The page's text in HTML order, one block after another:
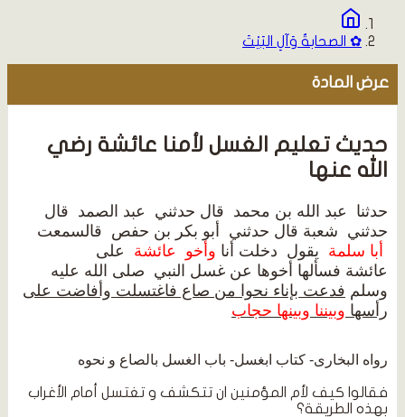
✿ الصحابةُ وَآلِ البَيْتَ
عرض المادة
حديث تعليم الغسل لأمنا عائشة رضي
الله عنها
حدثنا ‏ ‏عبد الله بن محمد ‏ ‏قال حدثني ‏ ‏عبد الصمد ‏ ‏قال
حدثني ‏ ‏شعبة‏ ‏قال حدثني ‏ ‏أبو بكر بن حفص ‏ ‏قالسمعت
‏أبا سلمة ‏ ‏يقول ‏ ‏دخلت أنا وأخو ‏ ‏عائشة
‏ ‏على ‏
‏عائشة فسألها أخوها عن غسل النبي ‏ ‏صلى الله عليه
وسلم ‏ ‏فدعت بإناء نحوا من صاع فاغتسلت وأفاضت على
رأسها وبيننا وبينها حجاب
رواه البخارى- كتاب ابغسل- باب الغسل بالصاع و نحوه
فقالوا كيف لأم المؤمنين ان تتكشف و تغتسل أمام الأغراب
بهذه الطريقة؟